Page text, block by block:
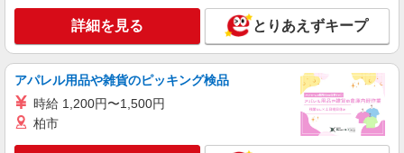
松本市内
キープ 詳細を見る
派遣社員
株式会社kotrio /●MT-H-2069467
看護助手／資格も経験も必要なし＊やさしい気
持ちがあれば十分◎
詳細を見る とりあえずキープ
アパレル用品や雑貨のピッキング検品
時給 1,200円〜1,500円
柏市